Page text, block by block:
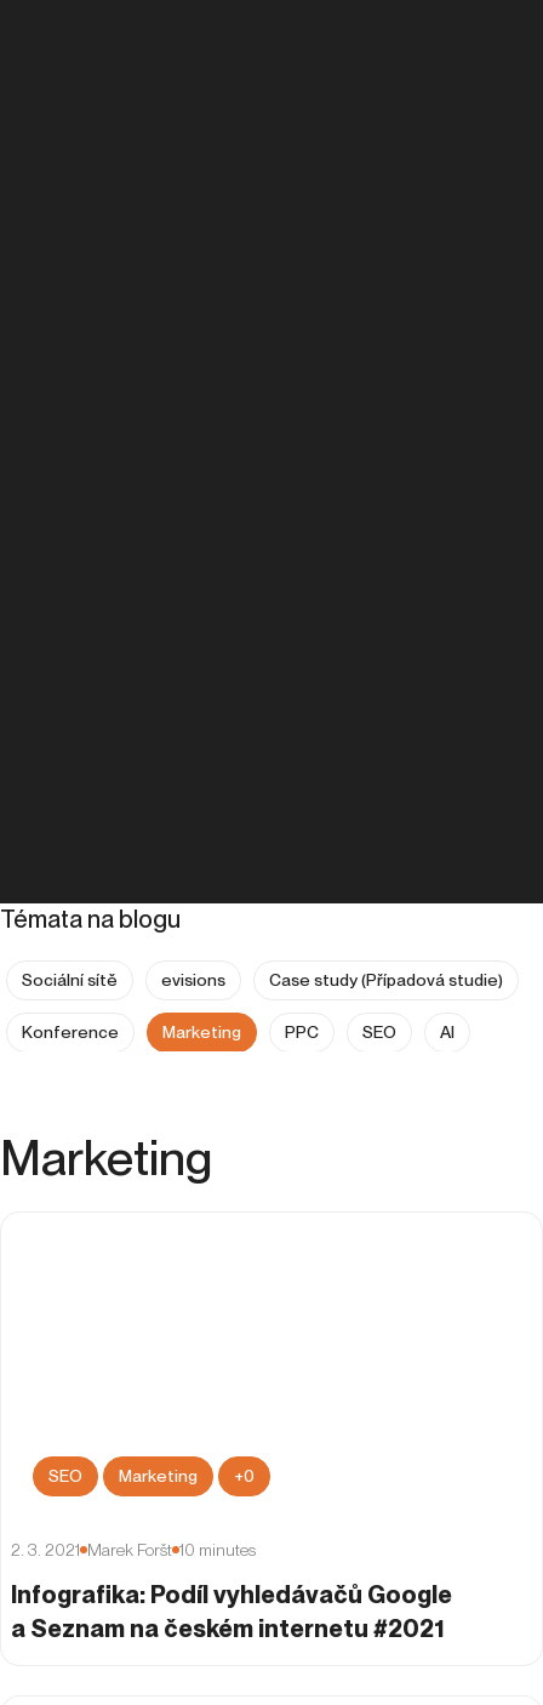
Témata na blogu
Sociální sítě evisions Case study (Případová studie)
Konference Marketing PPC SEO AI
Kariéra People & Culture
Marketing
2. 3. 2021 Marek Foršt 10 minutes
Infografika: Podíl vyhledávačů Google
a Seznam na českém internetu #2021
SEO Marketing +0